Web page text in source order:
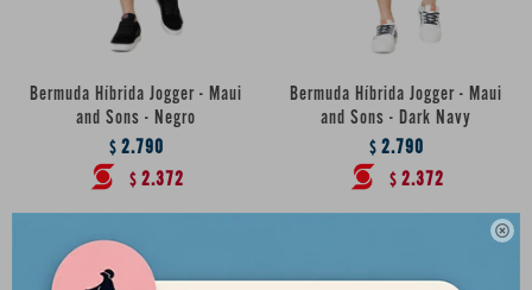

Bermuda Híbrida Jogger - Maui
and Sons - Negro
$ 2.790
$ 2.372
Bermuda Híbrida Jogger - Maui
and Sons - Dark Navy
$ 2.790
$ 2.372